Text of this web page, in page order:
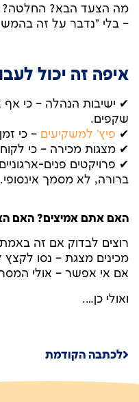
מה הצעד הבא? החלטה?
– בלי "נדבר על זה
איפה זה יכול
שקפים.
✔ פיץ' למשקיעים – כי
✔ מצגות מכירה – כי
✔ פרויקטים פנים-
ברורה, לא מסמך אינסופי.
האם אתם אמיצים? האם
רוצים לבדוק אם זה
מכינים מצגת – נסו
אם אי אפשר – אולי
ואולי כן….
לכתבה הקודמת